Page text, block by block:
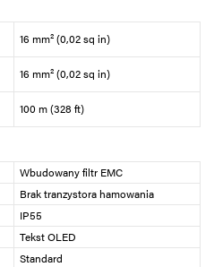
16 mm² (0,02 sq in)
16 mm² (0,02 sq in)
100 m (328 ft)
Wbudowany filtr EMC
Brak tranzystora hamowania
IP55
Tekst OLED
Standard